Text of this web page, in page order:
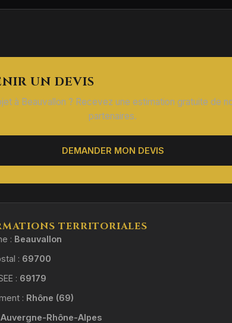
UN DEVIS
à Beauvallon ? Recevez une estimation gratuite de
partenaires.
DEMANDER MON DEVIS
TERRITORIALES
: Beauvallon
: 69700
: 69179
: Rhône (69)
Auvergne-Rhône-Alpes